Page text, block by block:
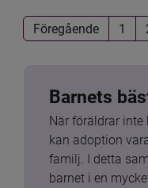
Föregående 1
Barnets
När föräldrar
kan adoption
familj. I detta
barnet i en